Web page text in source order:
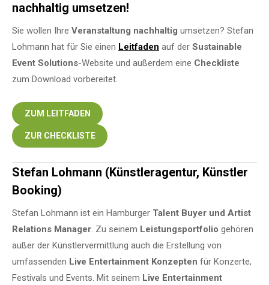
nachhaltig umsetzen!
Sie wollen Ihre Veranstaltung nachhaltig umsetzen? Stefan
Lohmann hat für Sie einen Leitfaden auf der Sustainable
Event Solutions-Website und außerdem eine Checkliste
zum Download vorbereitet.
ZUM LEITFADEN
ZUR CHECKLISTE
Stefan Lohmann (Künstleragentur, Künstler
Booking)
Stefan Lohmann ist ein Hamburger Talent Buyer und Artist
Relations Manager. Zu seinem Leistungsportfolio gehören
außer der Künstlervermittlung auch die Erstellung von
umfassenden Live Entertainment Konzepten für Konzerte,
Festivals und Events. Mit seinem Live Entertainment